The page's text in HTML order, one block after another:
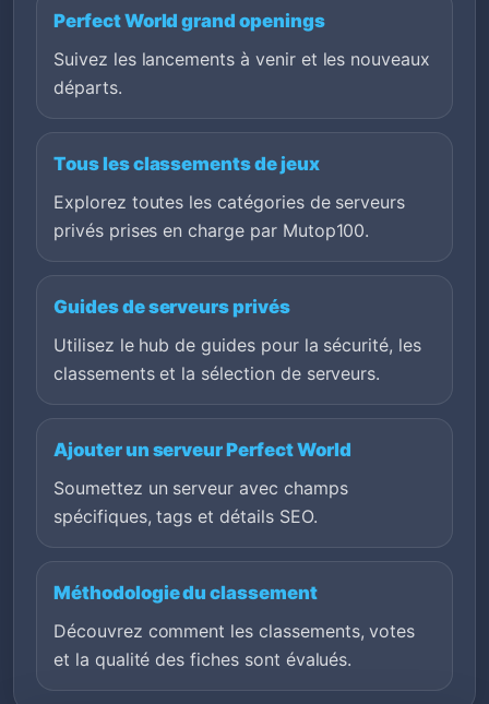
Perfect World grand openings
Suivez les lancements à venir et les nouveaux
départs.
Tous les classements de jeux
Explorez toutes les catégories de serveurs
privés prises en charge par Mutop100.
Guides de serveurs privés
Utilisez le hub de guides pour la sécurité, les
classements et la sélection de serveurs.
Ajouter un serveur Perfect World
Soumettez un serveur avec champs
spécifiques, tags et détails SEO.
Méthodologie du classement
Découvrez comment les classements, votes
et la qualité des fiches sont évalués.